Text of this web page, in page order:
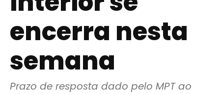
encerra nesta
semana
Prazo de resposta dado pelo MPT ao